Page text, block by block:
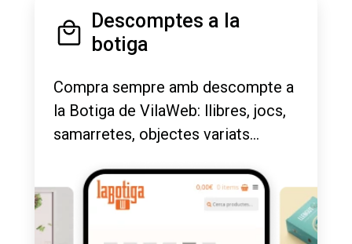
Descomptes a la
botiga
Compra sempre amb descompte a
la Botiga de VilaWeb: llibres, jocs,
samarretes, objectes variats...